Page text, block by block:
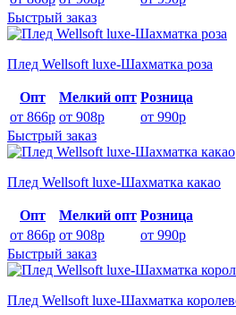
Быстрый заказ
Плед Wellsoft luxe-Шахматка роза
Опт Мелкий опт Розница
от 866р от 908р
от 990р
Быстрый заказ
Плед Wellsoft luxe-Шахматка какао
Опт Мелкий опт Розница
от 866р от 908р
от 990р
Быстрый заказ
Плед Wellsoft luxe-Шахматка